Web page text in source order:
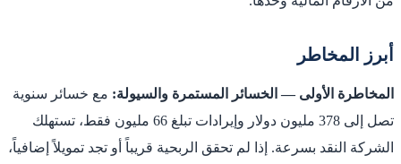
أبرز المخاطر
المخاطرة الأولى — الخسائر المستمرة والسيولة: مع خسائر سنوية
تصل إلى 378 مليون دولار وإيرادات تبلغ 66 مليون فقط، تستهلك
الشركة النقد بسرعة. إذا لم تحقق الربحية قريباً أو تجد تمويلاً إضافياً،